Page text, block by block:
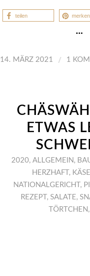
teilen merken
…
14. MÄRZ 2021 / 1
ETWAS
2020, ALLGEMEIN ,
HERZHAFT , KÄSE
NATIONALGERICHT ,
REZEPT , SALATE,
TÖRTCHEN ,